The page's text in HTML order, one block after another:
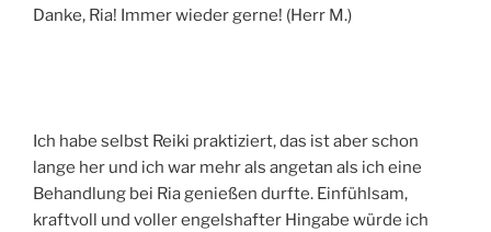
Danke, Ria! Immer wieder gerne! (Herr M.)
Ich habe selbst Reiki praktiziert, das ist aber schon
lange her und ich war mehr als angetan als ich eine
Behandlung bei Ria genießen durfte. Einfühlsam,
kraftvoll und voller engelshafter Hingabe würde ich